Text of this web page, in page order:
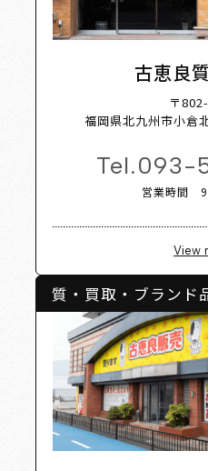
古恵良
〒
福岡県北九州市小倉
Tel.093-
営業時間
View
質・買取・ブランド